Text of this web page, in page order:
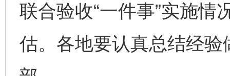
联合验收“一件事”实施情
估。各地要认真总结经